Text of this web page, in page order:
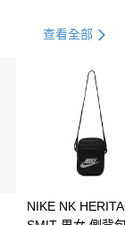
21家銀行
查看全部
NIKE NK